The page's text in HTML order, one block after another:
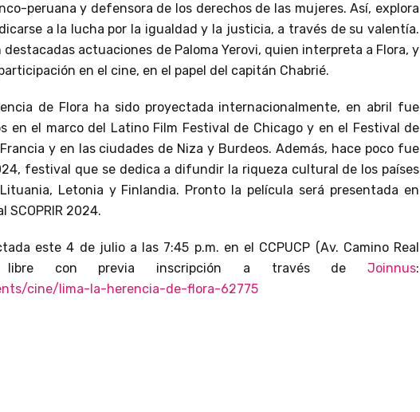
peruana y defensora de los derechos de las mujeres. Así, explora
a la lucha por la igualdad y la justicia, a través de su valentía.
actuaciones de Paloma Yerovi, quien interpreta a Flora, y
en el cine, en el papel del capitán Chabrié.
de Flora ha sido proyectada internacionalmente, en abril fue
en el marco del Latino Film Festival de Chicago y en el Festival de
y en las ciudades de Niza y Burdeos. Además, hace poco fue
festival que se dedica a difundir la riqueza cultural de los países
Letonia y Finlandia. Pronto la película será presentada en
SCOPRIR 2024.
este 4 de julio a las 7:45 p.m. en el CCPUCP (Av. Camino Real
libre con previa inscripción a través de Joinnus:
cine/lima-la-herencia-de-flora-62775